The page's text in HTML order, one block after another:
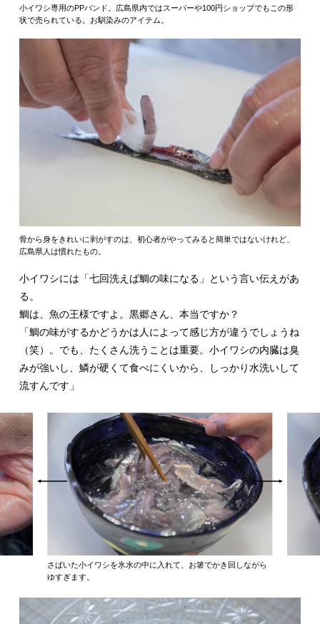
小イワシ専用のPPバンド。広島県内ではスーパーや100円ショップでもこの形
状で売られている。お馴染みのアイテム。
骨から身をきれいに剥がすのは、初心者がやってみると簡単ではないけれど、
広島県人は慣れたもの。
小イワシには「七回洗えば鯛の味になる」という言い伝えがあ
る。
鯛は、魚の王様ですよ。黒郷さん、本当ですか？
「鯛の味がするかどうかは人によって感じ方が違うでしょうね
（笑）。でも、たくさん洗うことは重要。小イワシの内臓は臭
みが強いし、鱗が硬くて食べにくいから、しっかり水洗いして
流すんです」
さばいた小イワシを氷水の中に入れて、お箸でかき回しながら
ゆすぎます。